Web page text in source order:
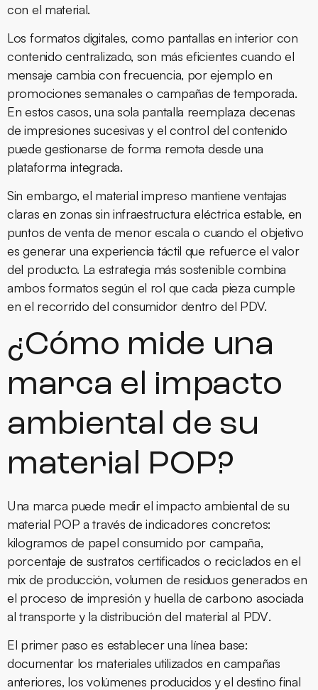
con el material.
Los formatos digitales, como pantallas en interior con
contenido centralizado, son más eficientes cuando el
mensaje cambia con frecuencia, por ejemplo en
promociones semanales o campañas de temporada.
En estos casos, una sola pantalla reemplaza decenas
de impresiones sucesivas y el control del contenido
puede gestionarse de forma remota desde una
plataforma integrada.
Sin embargo, el material impreso mantiene ventajas
claras en zonas sin infraestructura eléctrica estable, en
puntos de venta de menor escala o cuando el objetivo
es generar una experiencia táctil que refuerce el valor
del producto. La estrategia más sostenible combina
ambos formatos según el rol que cada pieza cumple
en el recorrido del consumidor dentro del PDV.
¿Cómo mide una
marca el impacto
ambiental de su
material POP?
Una marca puede medir el impacto ambiental de su
material POP a través de indicadores concretos:
kilogramos de papel consumido por campaña,
porcentaje de sustratos certificados o reciclados en el
mix de producción, volumen de residuos generados en
el proceso de impresión y huella de carbono asociada
al transporte y la distribución del material al PDV.
El primer paso es establecer una línea base:
documentar los materiales utilizados en campañas
anteriores, los volúmenes producidos y el destino final